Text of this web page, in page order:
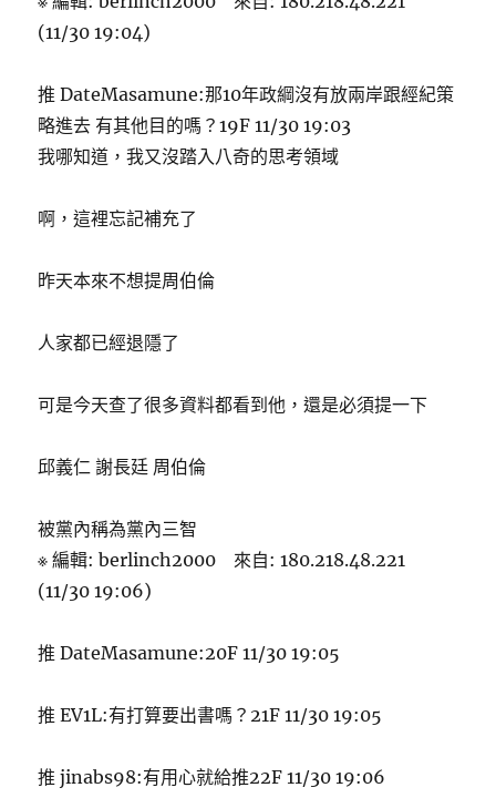
(11/30 19:04)
推 DateMasamune:那10年政綱沒有放兩岸跟經紀策
略進去 有其他目的嗎？19F 11/30 19:03
我哪知道，我又沒踏入八奇的思考領域
啊，這裡忘記補充了
昨天本來不想提周伯倫
人家都已經退隱了
可是今天查了很多資料都看到他，還是必須提一下
邱義仁 謝長廷 周伯倫
被黨內稱為黨內三智
※ 編輯: berlinch2000 來自: 180.218.48.221
(11/30 19:06)
推 DateMasamune:20F 11/30 19:05
推 EV1L:有打算要出書嗎？21F 11/30 19:05
推 jinabs98:有用心就給推22F 11/30 19:06